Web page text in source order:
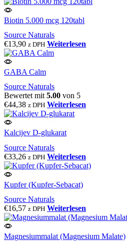
Biotin 5.000 mcg 120tabl
Source Naturals
€13,90 z DPH Weiterlesen
GABA Calm
Source Naturals
Bewertet mit 5.00 von 5
€44,38 z DPH Weiterlesen
Kalcijev D-glukarat
Source Naturals
€33,26 z DPH Weiterlesen
Kupfer (Kupfer-Sebacat)
Source Naturals
€16,57 z DPH Weiterlesen
Magnesiummalat (Magnesium Malate)